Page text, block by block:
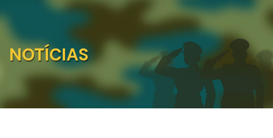
NOTÍCIAS